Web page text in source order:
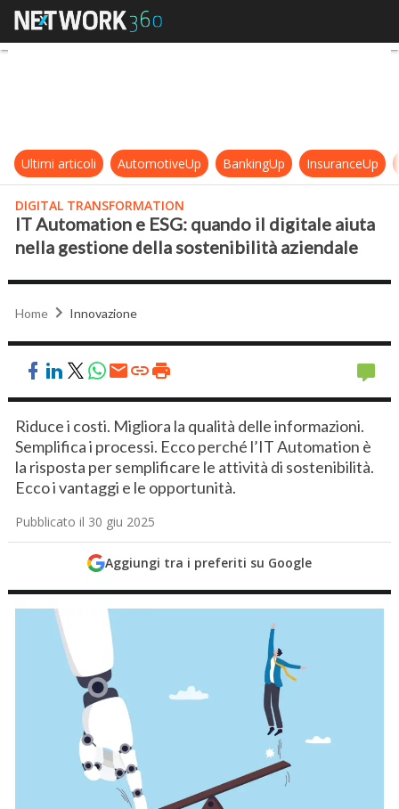
IT Automation e ESG: quando il
Ultimi articoli AutomotiveUp BankingUp InsuranceUp
DIGITAL TRANSFORMATION
IT Automation e ESG: quando il digitale aiuta
nella gestione della sostenibilità aziendale
Home Innovazione
Riduce i costi. Migliora la qualità delle informazioni.
Semplifica i processi. Ecco perché l’IT Automation è
la risposta per semplificare le attività di sostenibilità.
Ecco i vantaggi e le opportunità.
Pubblicato il 30 giu 2025
Aggiungi tra i preferiti su Google